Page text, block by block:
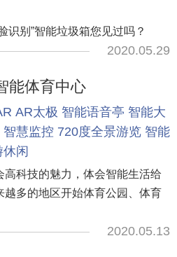
识别”智能垃圾箱您见过吗？
2020.05.29
能体育中心
AR太极 智能语音亭 智能大
智慧监控 720度全景游览 智能
休闲
高科技的魅力，体会智能生活给
多的地区开始体育公园、体育
2020.05.13